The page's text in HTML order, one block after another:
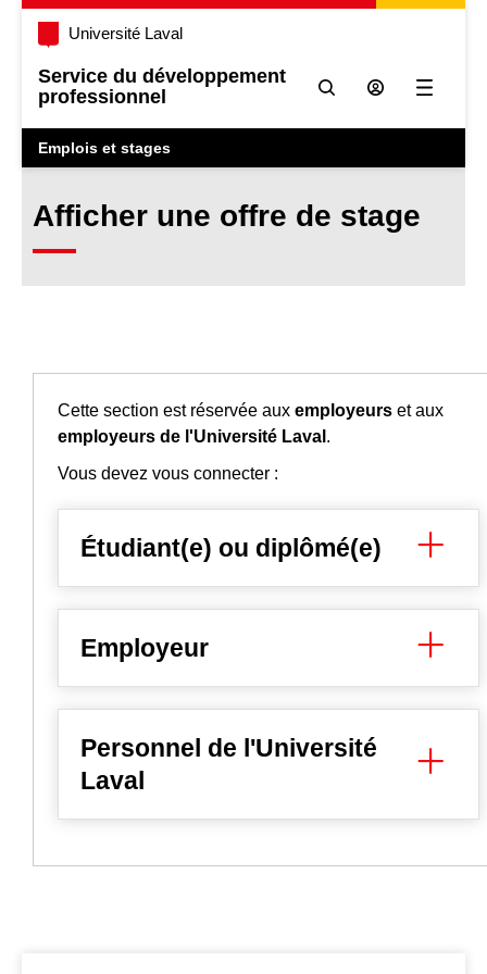
Université Laval
Service du développement
professionnel
Ouvrir
Emplois et stages
Afficher une offre de stage
Cette section est réservée aux employeurs et aux
employeurs de l'Université Laval .
Vous devez vous connecter :
Étudiant(e) ou diplômé(e)
Employeur
Personnel de l'Université
Laval